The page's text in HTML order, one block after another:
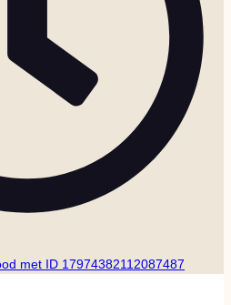
met ID 17974382112087487